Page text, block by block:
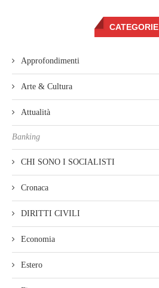
CATEGORIE
Approfondimenti
Arte & Cultura
Attualità
Banking
CHI SONO I SOCIALISTI
Cronaca
DIRITTI CIVILI
Economia
Estero